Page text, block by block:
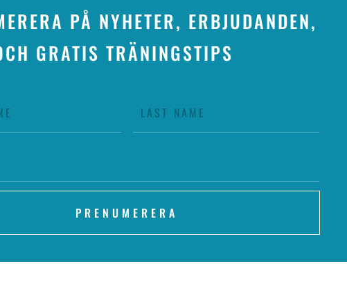
PÅ NYHETER, ERBJUDANDEN,
GRATIS TRÄNINGSTIPS
PRENUMERERA